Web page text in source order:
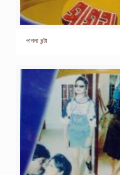
পাগলা ঘন্টা